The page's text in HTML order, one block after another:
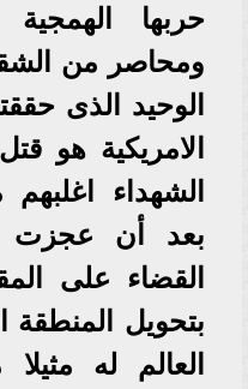
حربها
ومحاصر من
الوحيد الذى
الامريكية هو
الشهداء
بعد أن عجزت
القضاء على
بتحويل المنطقة
العالم له